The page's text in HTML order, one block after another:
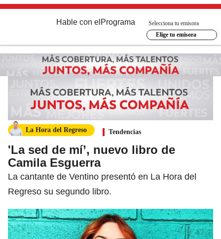
Hable con el Programa
Selecciona tu emisora
Elige tu emisora
La Hora del Regreso Tendencias
'La sed de mí’, nuevo libro de
Camila Esguerra
La cantante de Ventino presentó en La Hora del
Regreso su segundo libro.